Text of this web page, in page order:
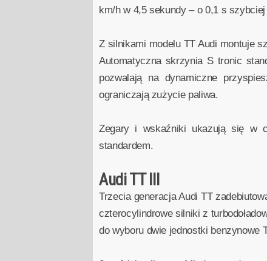
km/h w 4,5 sekundy – o 0,1 s
Z silnikami modelu TT Audi montuje
Automatyczna skrzynia S tronic
pozwalają na dynamiczne
ograniczają zużycie paliwa.
Zegary i wskaźniki ukazują się w
standardem.
Audi TT III
Trzecia generacja Audi TT
czterocylindrowe silniki z
do wyboru dwie jednostki